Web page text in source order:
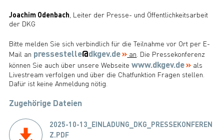
Joachim Odenbach , Leiter der Presse- und Öffentlichkeitsarbeit
der DKG
Bitte melden Sie sich verbindlich für die Teilnahme vor Ort per E-
Mail an pressestelle@dkgev.de an . Die Pressekonferenz
können Sie auch über unsere Webseite www.dkgev.de
als
Livestream verfolgen und über die Chatfunktion Fragen stellen.
Dafür ist keine Anmeldung nötig.
Zugehörige Dateien
2025-10-13_EINLADUNG_DKG_PRESSEKONFEREN
Z.PDF